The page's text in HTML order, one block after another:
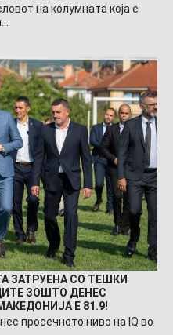
на колумната која е
ЗАТРУЕНА СО ТЕШКИ
ЗОШТО ДЕНЕС
Е 81.9!
просечното ниво на IQ во